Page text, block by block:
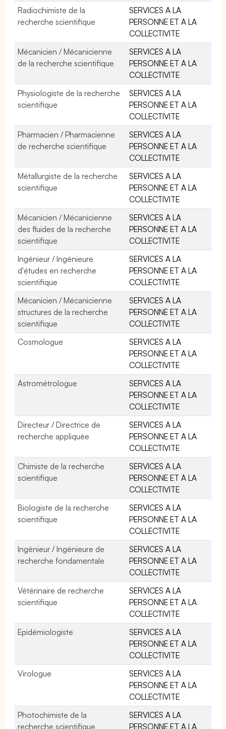
Radiochimiste de la
recherche scientifique
SERVICES A LA
PERSONNE ET A LA
COLLECTIVITE
Mécanicien / Mécanicienne
de la recherche scientifique
SERVICES A LA
PERSONNE ET A LA
COLLECTIVITE
Physiologiste de la recherche
scientifique
SERVICES A LA
PERSONNE ET A LA
COLLECTIVITE
Pharmacien / Pharmacienne
de recherche scientifique
SERVICES A LA
PERSONNE ET A LA
COLLECTIVITE
Métallurgiste de la recherche
scientifique
SERVICES A LA
PERSONNE ET A LA
COLLECTIVITE
Mécanicien / Mécanicienne
des fluides de la recherche
scientifique
SERVICES A LA
PERSONNE ET A LA
COLLECTIVITE
Ingénieur / Ingénieure
d'études en recherche
scientifique
SERVICES A LA
PERSONNE ET A LA
COLLECTIVITE
Mécanicien / Mécanicienne
structures de la recherche
scientifique
SERVICES A LA
PERSONNE ET A LA
COLLECTIVITE
Cosmologue
SERVICES A LA
PERSONNE ET A LA
COLLECTIVITE
Astrométrologue
SERVICES A LA
PERSONNE ET A LA
COLLECTIVITE
Directeur / Directrice de
recherche appliquée
SERVICES A LA
PERSONNE ET A LA
COLLECTIVITE
Chimiste de la recherche
scientifique
SERVICES A LA
PERSONNE ET A LA
COLLECTIVITE
Biologiste de la recherche
scientifique
SERVICES A LA
PERSONNE ET A LA
COLLECTIVITE
Ingénieur / Ingénieure de
recherche fondamentale
SERVICES A LA
PERSONNE ET A LA
COLLECTIVITE
Vétérinaire de recherche
scientifique
SERVICES A LA
PERSONNE ET A LA
COLLECTIVITE
Epidémiologiste
SERVICES A LA
PERSONNE ET A LA
COLLECTIVITE
Virologue
SERVICES A LA
PERSONNE ET A LA
COLLECTIVITE
Photochimiste de la
recherche scientifique
SERVICES A LA
PERSONNE ET A LA